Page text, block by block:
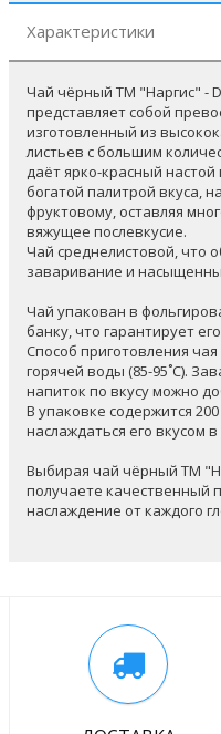
Характеристики
Чай чёрный ТМ "Наргис" -
представляет собой
изготовленный из
листьев с большим
даёт ярко-красный
богатой палитрой вкуса,
фруктовому, оставляя
вяжущее послевкусие.
Чай среднелистовой, что
заваривание и
Чай упакован в
банку, что гарантирует
Способ приготовления чая
горячей воды (85-95˚C).
напиток по вкусу можно
В упаковке содержится
наслаждаться его вкусом
Выбирая чай чёрный ТМ
получаете качественный
наслаждение от каждого